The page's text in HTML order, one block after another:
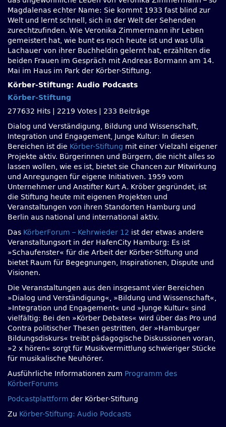
Magdalenas echter Name: Sie kommt 1933 fast blind zur
Welt und lernt schnell, sich in der Welt der Sehenden
zurechtzufinden. Wie Veronika Zimmermann ihr Leben
gemeistert hat, wie bunt es noch heute ist und was Ulla
Lachauer von ihrer Buchheldin gelernt hat, erzählten die
beiden Frauen im Gespräch mit Andreas Bormann am 14.
Mai im Haus im Park der Körber-Stiftung.
Körber-Stiftung: Audio Podcasts
Körber-Stiftung
277632 Hits
2219 Votes
233 Beiträge
Dialog und Verständigung, Bildung und Wissenschaft,
Integration und Engagement, Junge Kultur: In diesen
Bereichen ist die Körber-Stiftung mit einer Vielzahl eigener
Projekte aktiv. Bürgerinnen und Bürgern, die nicht alles so
lassen wollen, wie es ist, bietet sie Chancen zur Mitwirkung
und Anregungen für eigene Initiativen. 1959 vom
Unternehmer und Anstifter Kurt A. Kröber gegründet, ist
die Stiftung heute mit eigenen Projekten und
Veranstaltungen von ihren Standorten Hamburg und
Berlin aus national und international aktiv.
Das KörberForum – Kehrwieder 12 ist der etwas andere
Veranstaltungsort in der HafenCity Hamburg: Es ist
»Schaufenster« für die Arbeit der Körber-Stiftung und
bietet Raum für Begegnungen, Inspirationen, Dispute und
Visionen.
Die Veranstaltungen aus den insgesamt vier Bereichen
»Dialog und Verständigung«, »Bildung und Wissenschaft«,
»Integration und Engagement« und »Junge Kultur« sind
vielfältig: Bei den »Körber Debates« wird über das Pro und
Contra politischer Thesen gestritten, der »Hamburger
Bildungsdiskurs« treibt pädagogische Diskussionen voran,
»2 x hören« sorgt für Musikvermittlung schwieriger Stücke
für musikalische Neuhörer.
Ausführliche Informationen zum Programm des
KörberForums
Podcastplattform der Körber-Stiftung
Zu Körber-Stiftung: Audio Podcasts